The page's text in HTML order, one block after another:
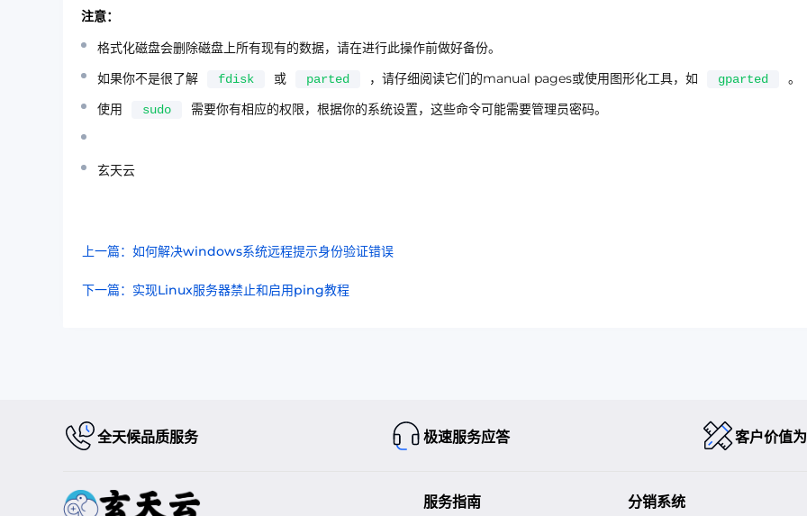
注意：
格式化磁盘会删除磁盘上所有现有的数据，请在进行此操作前做好备份。
如果你不是很了解
fdisk 或 parted ，请仔细阅读它们的manual pages或使用图形化工具，如 gparted
。
使用
sudo 需要你有相应的权限，根据你的系统设置，这些命令可能需要管理员密码。
玄天云
上一篇：如何解决windows系统远程提示身份验证错误
下一篇：实现Linux服务器禁止和启用ping教程
全天候品质服务 极速服务应答 客户价值
服务指南 分销系统